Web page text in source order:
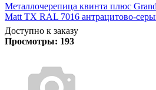
Металлочерепица квинта плюс
Matt TX RAL 7016 антрацитово-
Доступно к заказу
Просмотры: 193